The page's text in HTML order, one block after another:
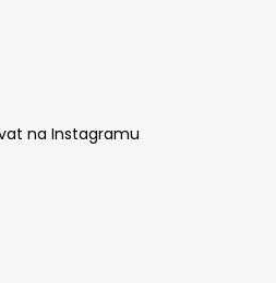
na Instagramu